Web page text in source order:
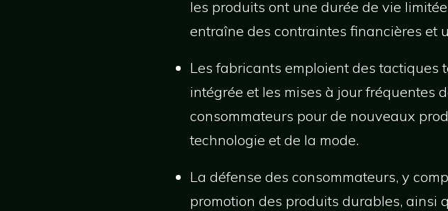
les produits ont une durée de vie
entraîne des contraintes financières et
Les fabricants emploient des tactiques
intégrée et les mises à jour fréquentes
consommateurs pour de nouveaux
technologie et de la mode.
La défense des consommateurs, y
promotion des produits durables, ainsi